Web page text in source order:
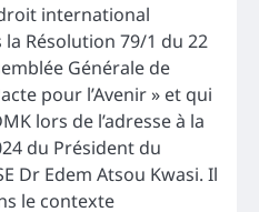
international
Résolution 79/1 du 22
Générale de
pour l’Avenir » et qui
lors de l’adresse à la
du Président du
Dr Edem Atsou Kwasi. Il
le contexte